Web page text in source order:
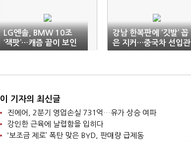
LG엔솔, BMW 10조
‘잭팟’…캐즘 끝이 보인
다
강남 한복판에 ‘깃발’ 꼽
은 지커…중국차 선입관
깬다
이 기자의 최신글
진에어, 2분기 영업손실 731억…유가 상승 여파
강인한 근육에 날렵함을 입히다
‘보조금 제로’ 폭탄 맞은 BYD, 판매량 급제동